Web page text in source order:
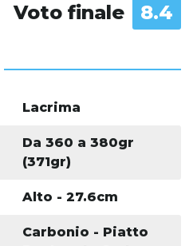
Voto finale 8.4
Lacrima
Da 360 a 380gr
(371gr)
Alto - 27.6cm
Carbonio - Piatto